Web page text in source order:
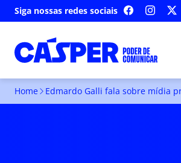
Siga nossas redes sociais FACEBOOK
Home Edmardo Galli fala sobre mídia